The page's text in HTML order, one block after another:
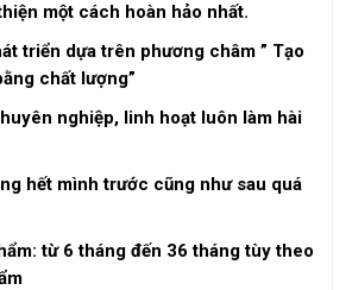
một cách hoàn hảo nhất.
triển dựa trên phương châm ” Tạo
chất lượng”
nghiệp, linh hoạt luôn làm hài
hết mình trước cũng như sau quá
từ 6 tháng đến 36 tháng tùy theo